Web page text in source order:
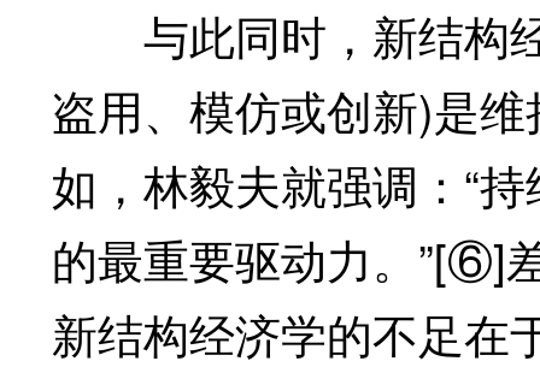
与此同时，新结构
盗用、模仿或创新)是
如，林毅夫就强调：“
的最重要驱动力。”[⑥]
新结构经济学的不足在